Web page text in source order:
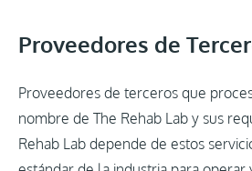
Proveedores de
Proveedores de terceros que
nombre de The Rehab Lab y sus
Rehab Lab depende de estos